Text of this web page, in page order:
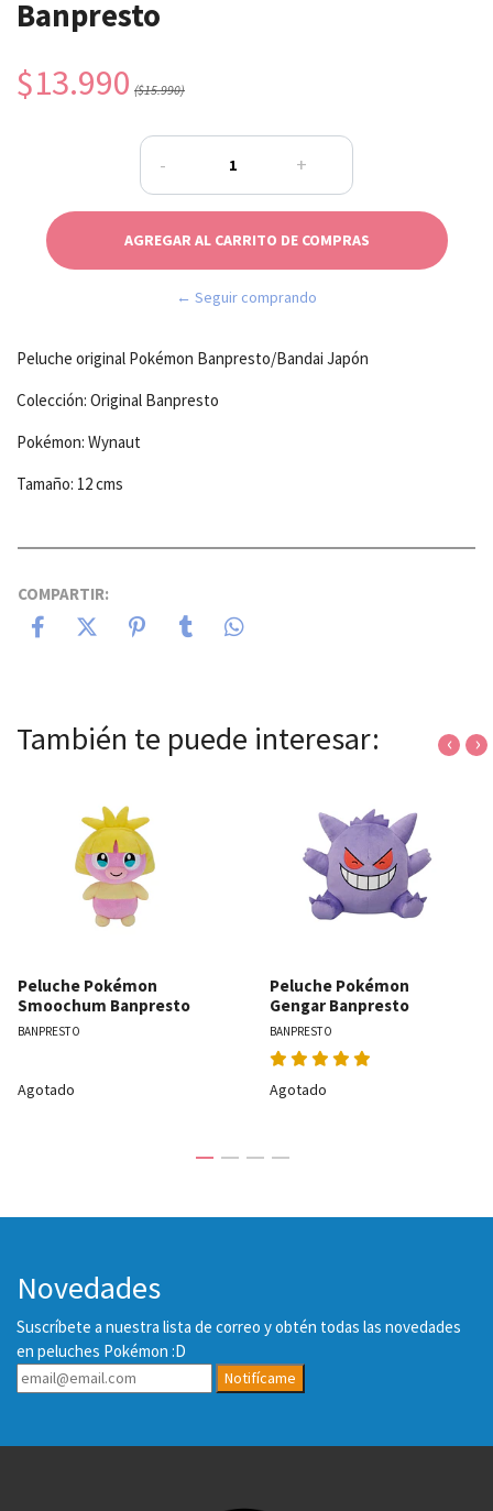
Banpresto
$13.990 ($15.990)
- +
← Seguir comprando
Peluche original Pokémon Banpresto/Bandai Japón
Colección: Original Banpresto
Pokémon: Wynaut
Tamaño: 12 cms
COMPARTIR:
También te puede interesar:
Peluche Pokémon
Smoochum Banpresto
BANPRESTO
Agotado
Peluche Pokémon
Gengar Banpresto
BANPRESTO
Agotado
‹ ›
Novedades
Suscríbete a nuestra lista de correo y obtén todas las novedades
en peluches Pokémon :D
Notifícame